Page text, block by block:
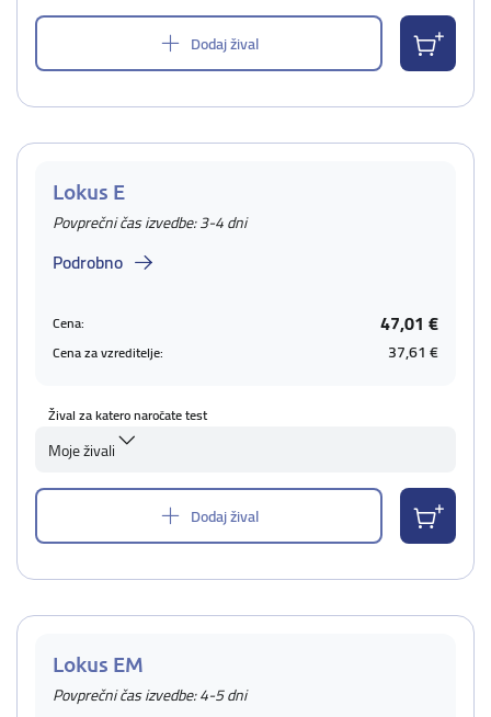
Dodaj žival
Lokus E
Povprečni čas izvedbe: 3-4 dni
Podrobno
Cena: 47,01 €
Cena za vzreditelje: 37,61 €
Žival za katero naročate test
Moje živali
Dodaj žival
Lokus EM
Povprečni čas izvedbe: 4-5 dni